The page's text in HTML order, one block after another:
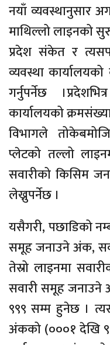
नयाँ व्यवस्थानुसार
माथिल्लो लाइनको
प्रदेश संकेत र
व्यवस्था
गर्नुपर्नेछ
कार्यालयको
विभागले
प्लेटको तल्लो
सवारीको किसिम
लेख्नुपर्नेछ ।
यसैगरी, पछाडिको
समूह जनाउने अंक,
तेस्रो लाइनमा
सवारी समूह
९९९ सम्म हुनेछ ।
अंकको (०००१ देखि